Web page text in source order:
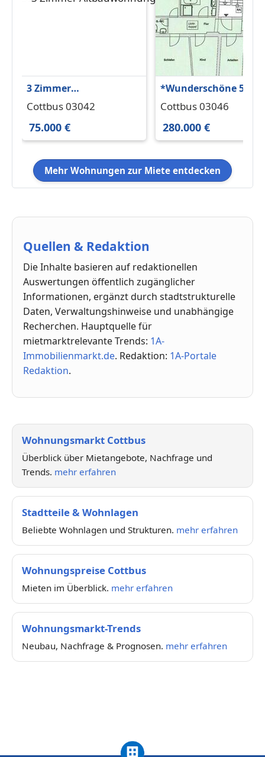
3 Zimmer
Altbauwohnung in
Cottbus 03042
75.000 €
*Wunderschöne 5-
Raumwohnung in
Cottbus 03046
280.000 €
Mehr Wohnungen zur Miete entdecken
Quellen & Redaktion
Die Inhalte basieren auf redaktionellen
Auswertungen öffentlich zugänglicher
Informationen, ergänzt durch stadtstrukturelle
Daten, Verwaltungshinweise und unabhängige
Recherchen. Hauptquelle für
mietmarktrelevante Trends: 1A-
Immobilienmarkt.de. Redaktion: 1A-Portale
Redaktion.
Wohnungsmarkt Cottbus
Überblick über Mietangebote, Nachfrage und
Trends. mehr erfahren
Stadtteile & Wohnlagen
Beliebte Wohnlagen und Strukturen. mehr erfahren
Wohnungspreise Cottbus
Mieten im Überblick. mehr erfahren
Wohnungsmarkt-Trends
Neubau, Nachfrage & Prognosen. mehr erfahren